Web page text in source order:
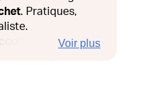
. Pratiques,
vos
Voir plus